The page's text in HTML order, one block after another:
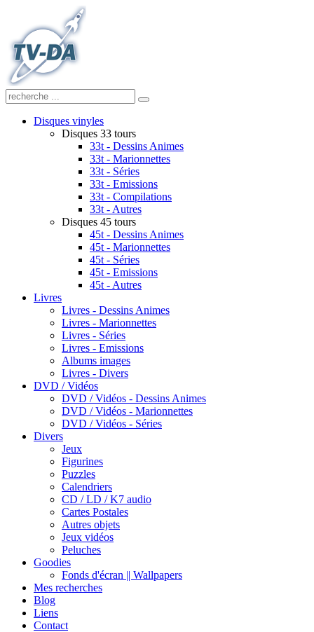
Disques vinyles
Disques 33 tours
33t - Dessins Animes
33t - Marionnettes
33t - Séries
33t - Emissions
33t - Compilations
33t - Autres
Disques 45 tours
45t - Dessins Animes
45t - Marionnettes
45t - Séries
45t - Emissions
45t - Autres
Livres
Livres - Dessins Animes
Livres - Marionnettes
Livres - Séries
Livres - Emissions
Albums images
Livres - Divers
DVD / Vidéos
DVD / Vidéos - Dessins Animes
DVD / Vidéos - Marionnettes
DVD / Vidéos - Séries
Divers
Jeux
Figurines
Puzzles
Calendriers
CD / LD / K7 audio
Cartes Postales
Autres objets
Jeux vidéos
Peluches
Goodies
Fonds d'écran || Wallpapers
Mes recherches
Blog
Liens
Contact